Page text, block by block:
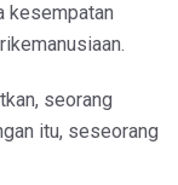
kesempatan
seorang
itu, seseorang